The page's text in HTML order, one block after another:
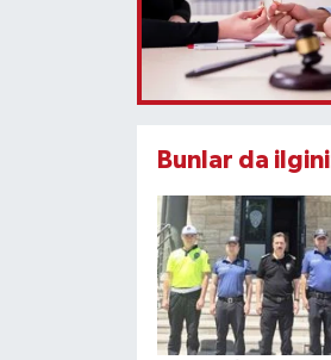
Bunlar da